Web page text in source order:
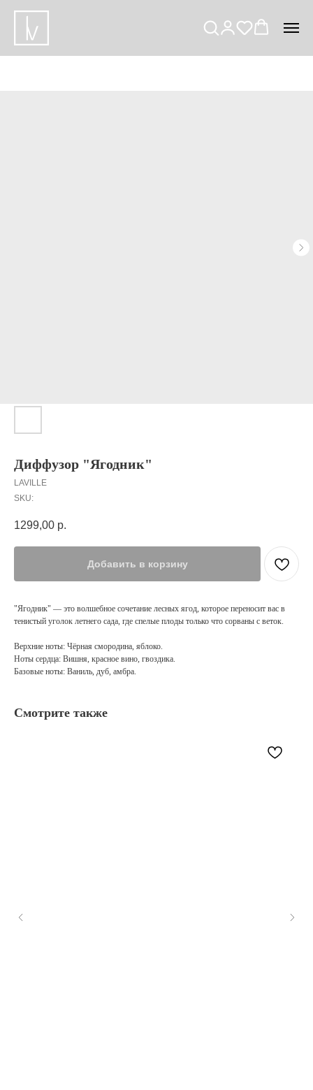
Диффузор "Ягодник"
LAVILLE
SKU:
1299,00 р.
Добавить в корзину
"Ягодник" — это волшебное сочетание лесных ягод, которое переносит вас в
тенистый уголок летнего сада, где спелые плоды только что сорваны с веток.
Верхние ноты: Чёрная смородина, яблоко.
Ноты сердца: Вишня, красное вино, гвоздика.
Базовые ноты: Ваниль, дуб, амбра.
Смотрите также